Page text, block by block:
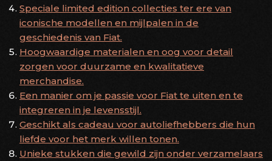
Speciale limited edition collecties ter ere van
iconische modellen en mijlpalen in de
geschiedenis van Fiat.
Hoogwaardige materialen en oog voor detail
zorgen voor duurzame en kwalitatieve
merchandise.
Een manier om je passie voor Fiat te uiten en te
integreren in je levensstijl.
Geschikt als cadeau voor autoliefhebbers die hun
liefde voor het merk willen tonen.
Unieke stukken die gewild zijn onder verzamelaars